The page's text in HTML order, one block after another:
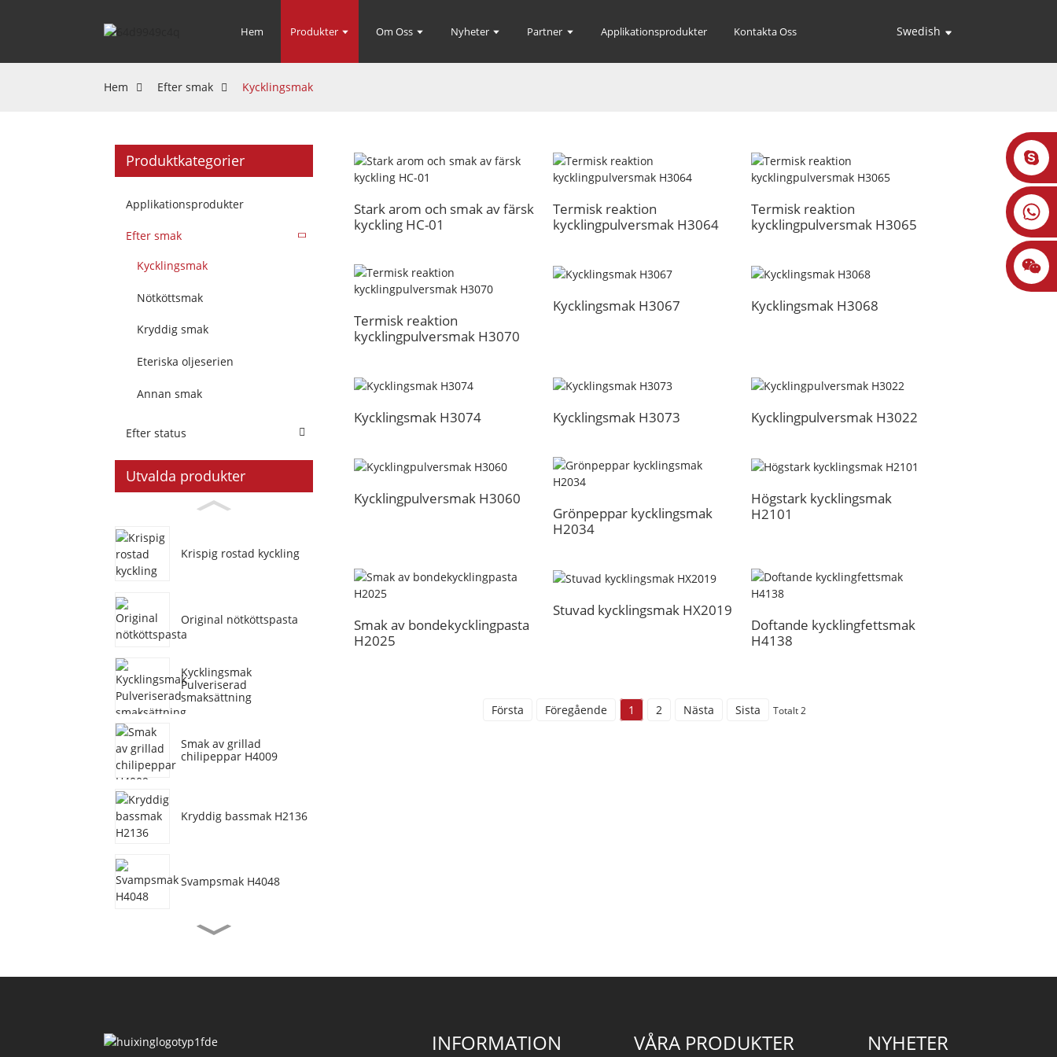
Hem Produkter Om Oss Nyheter Partner Applikationsprodukter Kontakta Oss Swedish
Hem Efter smak Kycklingsmak
Produktkategorier
Applikationsprodukter
Efter smak
Kycklingsmak
Nötköttsmak
Kryddig smak
Eteriska oljeserien
Annan smak
Efter status
Utvalda produkter
Krispig rostad kyckling
Original nötköttspasta
Kycklingsmak
Pulveriserad
smaksättning
Smak av grillad
chilipeppar H4009
Kryddig bassmak H2136
Svampsmak H4048
Stark arom och smak av färsk
kyckling HC-01
Termisk reaktion
kycklingpulversmak H3064
Termisk reaktion
kycklingpulversmak H3065
Termisk reaktion
kycklingpulversmak H3070
Kycklingsmak H3067 Kycklingsmak H3068
Kycklingsmak H3074 Kycklingsmak H3073 Kycklingpulversmak H3022
Kycklingpulversmak H3060
Grönpeppar kycklingsmak
H2034
Högstark kycklingsmak
H2101
Smak av bondekycklingpasta
H2025
Stuvad kycklingsmak HX2019
Doftande kycklingfettsmak
H4138
Första Föregående 1 2 Nästa Sista Totalt 2
INFORMATION VÅRA PRODUKTER NYHETER